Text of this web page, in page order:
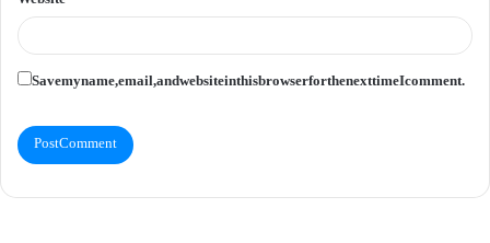
Save my name, email, and website in this browser for the next time I comment.